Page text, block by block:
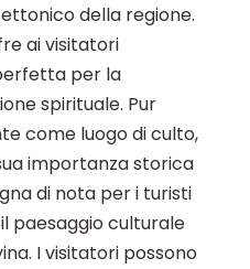
della regione.
ai visitatori
per la
spirituale. Pur
come luogo di culto,
importanza storica
di nota per i turisti
paesaggio culturale
I visitatori possono